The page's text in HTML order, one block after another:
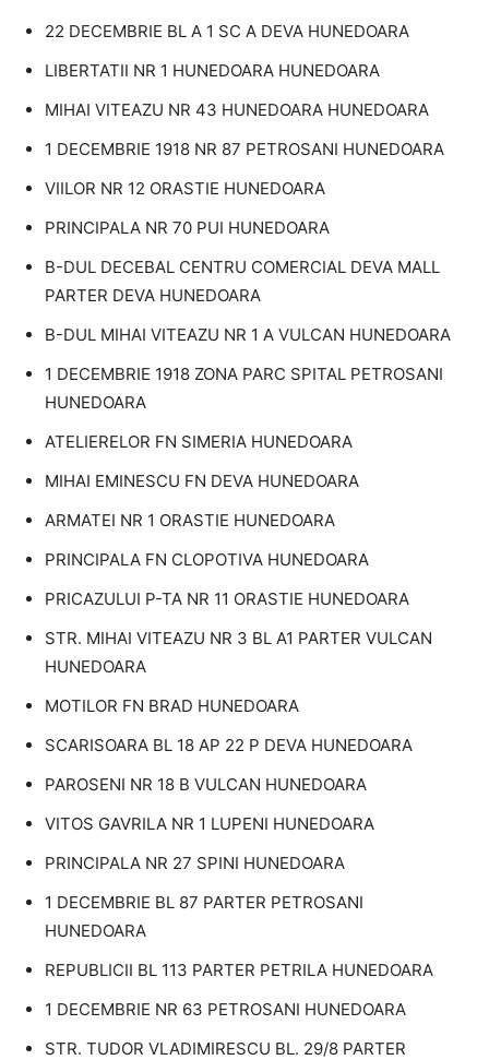
22 DECEMBRIE BL A 1 SC A DEVA HUNEDOARA
LIBERTATII NR 1 HUNEDOARA HUNEDOARA
MIHAI VITEAZU NR 43 HUNEDOARA HUNEDOARA
1 DECEMBRIE 1918 NR 87 PETROSANI HUNEDOARA
VIILOR NR 12 ORASTIE HUNEDOARA
PRINCIPALA NR 70 PUI HUNEDOARA
B-DUL DECEBAL CENTRU COMERCIAL DEVA MALL
PARTER DEVA HUNEDOARA
B-DUL MIHAI VITEAZU NR 1 A VULCAN HUNEDOARA
1 DECEMBRIE 1918 ZONA PARC SPITAL PETROSANI
HUNEDOARA
ATELIERELOR FN SIMERIA HUNEDOARA
MIHAI EMINESCU FN DEVA HUNEDOARA
ARMATEI NR 1 ORASTIE HUNEDOARA
PRINCIPALA FN CLOPOTIVA HUNEDOARA
PRICAZULUI P-TA NR 11 ORASTIE HUNEDOARA
STR. MIHAI VITEAZU NR 3 BL A1 PARTER VULCAN
HUNEDOARA
MOTILOR FN BRAD HUNEDOARA
SCARISOARA BL 18 AP 22 P DEVA HUNEDOARA
PAROSENI NR 18 B VULCAN HUNEDOARA
VITOS GAVRILA NR 1 LUPENI HUNEDOARA
PRINCIPALA NR 27 SPINI HUNEDOARA
1 DECEMBRIE BL 87 PARTER PETROSANI
HUNEDOARA
REPUBLICII BL 113 PARTER PETRILA HUNEDOARA
1 DECEMBRIE NR 63 PETROSANI HUNEDOARA
STR. TUDOR VLADIMIRESCU BL. 29/8 PARTER